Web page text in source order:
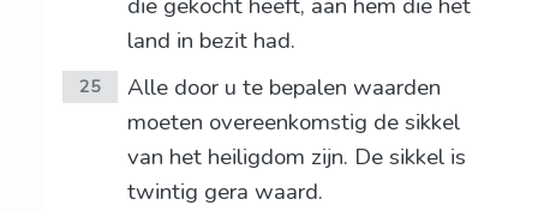
die gekocht heeft, aan hem die het
land in bezit had.
25
Alle door u te bepalen waarden
moeten overeenkomstig de sikkel
van het heiligdom zijn. De sikkel is
twintig gera waard.